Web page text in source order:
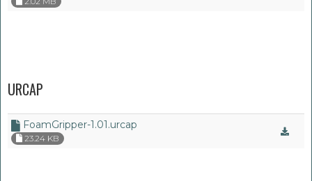
URCAP
FoamGripper-1.01.urcap
23.24 KB